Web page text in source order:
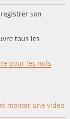
son
tous les
pour les nuls
monter une vidéo